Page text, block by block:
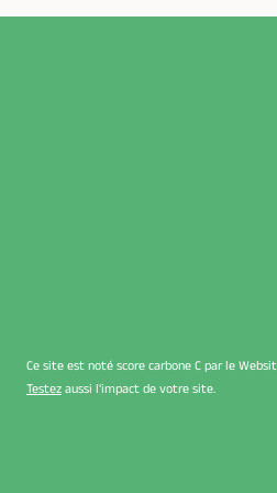
Ce site est noté score carbone C par le
Testez aussi l'impact de votre site.